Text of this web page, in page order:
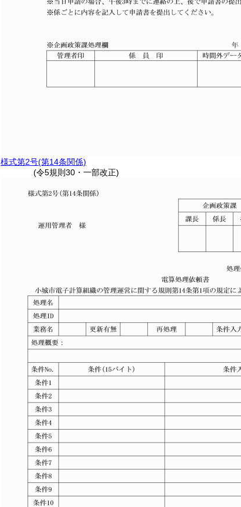
様式第2号(第14条関係)
(令5規則30・一部改正)